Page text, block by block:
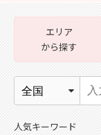
エリア
から探す
人気キーワード